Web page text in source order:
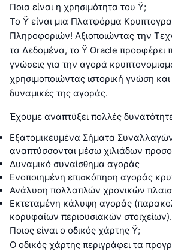
Ποια είναι η χρησιμότητα του Ÿ;
Το Ÿ είναι μια Πλατφόρμα
Πληροφοριών! Αξιοποιώντας την
τα Δεδομένα, το Ÿ Oracle προσφέρει
γνώσεις για την αγορά
χρησιμοποιώντας ιστορική γνώση και
δυναμικές της αγοράς.
Έχουμε αναπτύξει πολλές
Εξατομικευμένα Σήματα
αναπτύσσονται μέσω χιλιάδων
Δυναμικό συναίσθημα αγοράς
Ενοποιημένη επισκόπηση αγοράς
Ανάλυση πολλαπλών χρονικών
Εκτεταμένη κάλυψη αγοράς
κορυφαίων περιουσιακών στοιχείων).
Ποιος είναι ο οδικός χάρτης Ÿ;
Ο οδικός χάρτης περιγράφει τα